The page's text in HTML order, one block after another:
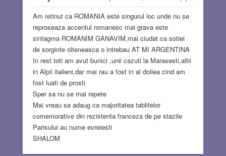
Am retinut ca ROMANIA este singurul loc unde nu se
reproseaza accentul romanesc mai grava este
sintagma ROMANIM GANAVIM,mai ciudat ca sotiei
de sorginte olteneasca o intrebau AT MI ARGENTINA
In rest toti am avut bunici ,unii cazuti la Marasesti,altii
in Alpii italieni,dar mai rau a fost in al doilea cind am
fost luati de prosti
Sper sa nu se mai repete
Mai vreau sa adaug ca majoritatea tablitelor
comemorative din rezistenta franceza de pe stazile
Parisului au nume evreiesti
SHALOM